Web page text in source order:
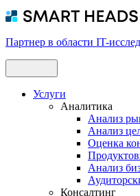
Партнер в области IT-
Услуги
Аналитика
Анализ
Анализ
Оценка
Анализ
Консалтинг